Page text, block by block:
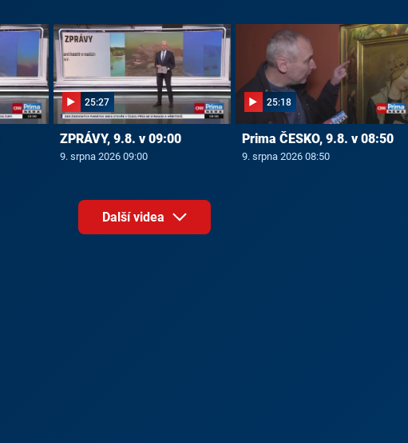
25:27
ZPRÁVY, 9.8. v 09:00
9. srpna 2026 09:00
25:18
Prima ČESKO, 9.8. v 08:50
9. srpna 2026 08:50
Další videa